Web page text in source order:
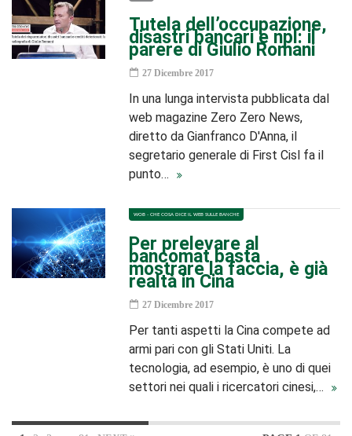
Tutela dell’occupazione,
disastri bancari e npl: il
parere di Giulio Romani
27 Dicembre 2017
In una lunga intervista pubblicata dal
web magazine Zero Zero News,
diretto da Gianfranco D'Anna, il
segretario generale di First Cisl fa il
punto…
WOB - CHE COSA DICE IL WEB SULLE BANCHE
Per prelevare al
bancomat basta
mostrare la faccia, è già
realtà in Cina
27 Dicembre 2017
Per tanti aspetti la Cina compete ad
armi pari con gli Stati Uniti. La
tecnologia, ad esempio, è uno di quei
settori nei quali i ricercatori cinesi,…